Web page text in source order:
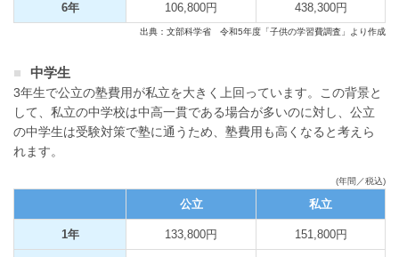
6年 106,800円 438,300円
出典：文部科学省 令和5年度「子供の学習費調査」より作成
中学生
3年生で公立の塾費用が私立を大きく上回っています。この背景と
して、私立の中学校は中高一貫である場合が多いのに対し、公立
の中学生は受験対策で塾に通うため、塾費用も高くなると考えら
れます。
(年間／税込)
公立 私立
1年 133,800円 151,800円